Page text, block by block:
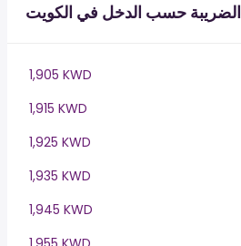
الضريبة حسب الدخل في الكويت
1,905 KWD
1,915 KWD
1,925 KWD
1,935 KWD
1,945 KWD